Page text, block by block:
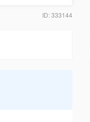
ID: 333144